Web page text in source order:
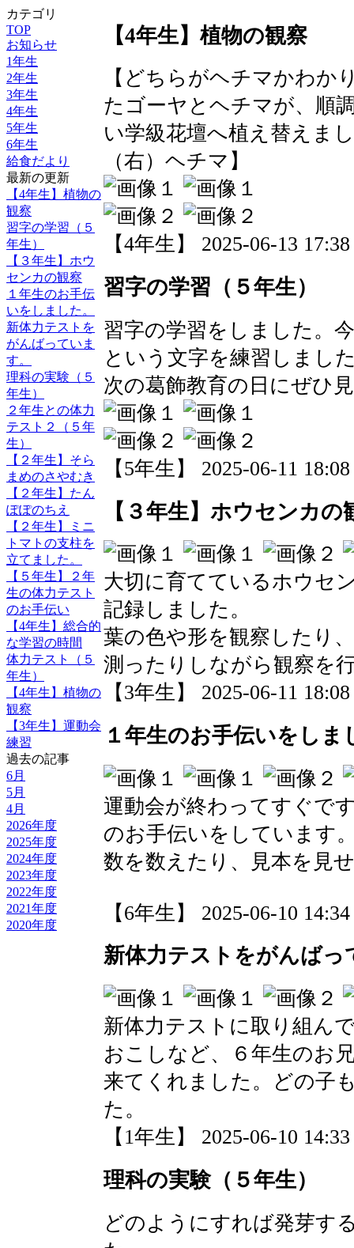
カテゴリ
TOP
お知らせ
1年生
2年生
3年生
4年生
5年生
6年生
給食だより
最新の更新
【4年生】植物の
観察
習字の学習（５
年生）
【３年生】ホウ
センカの観察
１年生のお手伝
いをしました。
新体力テストを
がんばっていま
す。
理科の実験（５
年生）
２年生との体力
テスト２（５年
生）
【２年生】そら
まめのさやむき
【２年生】たん
ぽぽのちえ
【２年生】ミニ
トマトの支柱を
立てました。
【５年生】２年
生の体力テスト
のお手伝い
【4年生】総合的
な学習の時間
体力テスト（５
年生）
【4年生】植物の
観察
【3年生】運動会
練習
過去の記事
6月
5月
4月
2026年度
2025年度
2024年度
2023年度
2022年度
2021年度
2020年度
【4年生】植物の観察
【どちらがヘチマかわか
たゴーヤとヘチマが、順
い学級花壇へ植え替えま
（右）ヘチマ】
【4年生】 2025-06-13
習字の学習（５年生）
習字の学習をしました。
という文字を練習しまし
次の葛飾教育の日にぜひ
【5年生】 2025-06-11
【３年生】ホウセンカの
大切に育てているホウセ
記録しました。
葉の色や形を観察したり
測ったりしながら観察を
【3年生】 2025-06-11
１年生のお手伝いをしま
運動会が終わってすぐで
のお手伝いをしています
数を数えたり、見本を見
【6年生】 2025-06-10
新体力テストをがんばっ
新体力テストに取り組ん
おこしなど、６年生のお
来てくれました。どの子
た。
【1年生】 2025-06-10
理科の実験（５年生）
どのようにすれば発芽す